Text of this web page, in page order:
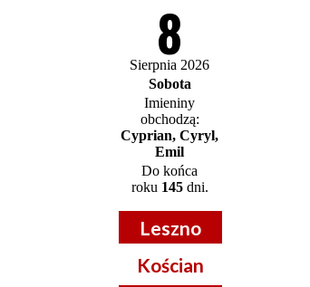
8
Sierpnia 2026
Sobota
Imieniny
obchodzą:
Cyprian, Cyryl,
Emil
Do końca
roku 145dni.
Leszno
Kościan